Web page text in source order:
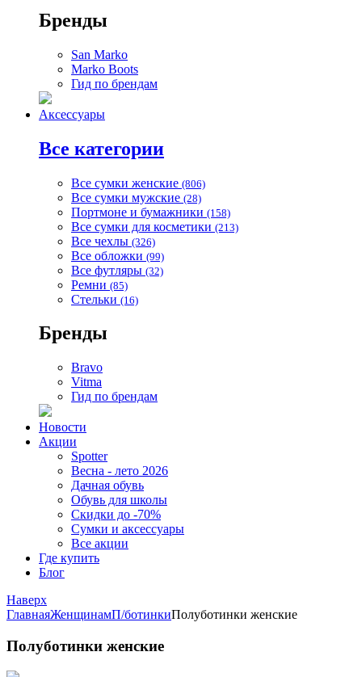
Бренды
San Marko
Marko Boots
Гид по брендам
Аксессуары
Все категории
Все сумки женские (806)
Все сумки мужские (28)
Портмоне и бумажники (158)
Все сумки для косметики (213)
Все чехлы (326)
Все обложки (99)
Все футляры (32)
Ремни (85)
Стельки (16)
Бренды
Bravo
Vitma
Гид по брендам
Новости
Акции
Spotter
Весна - лето 2026
Дачная обувь
Обувь для школы
Скидки до -70%
Сумки и аксессуары
Все акции
Где купить
Блог
Наверх
ГлавнаяЖенщинамП/ботинкиПолуботинки женские
Полуботинки женские